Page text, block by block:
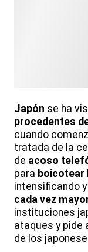
Japón se ha
procedentes
cuando
tratada de la
de acoso
para boicotear
intensificando
cada vez
instituciones
ataques y pide
de los